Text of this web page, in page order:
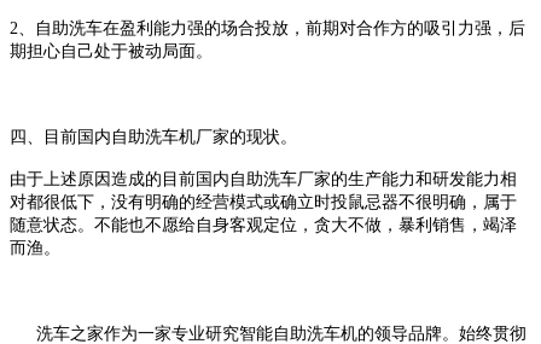
2 、自助洗车在盈利能力强的场合投放，前期对合作方的吸引力强，后
期担心自己处于被动局面。
四、目前国内自助洗车机厂家的现状。
由于上述原因造成的目前国内自助洗车厂家的生产能力和研发能力相
对都很低下，没有明确的经营模式或确立时投鼠忌器不很明确，属于
随意状态。不能也不愿给自身客观定位，贪大不做，暴利销售，竭泽
而渔。
洗车之家作为一家专业研究智能自助洗车机的领导品牌。始终贯彻